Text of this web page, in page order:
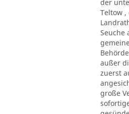
der
Teltow ,
Seuche
außer
zuerst
große